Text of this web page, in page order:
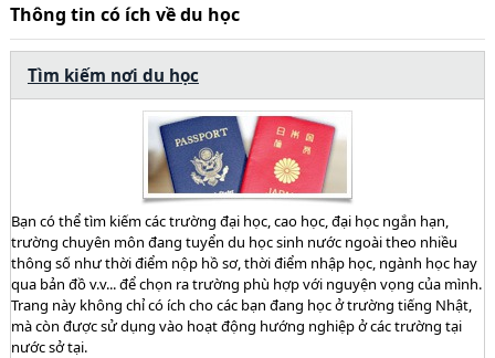
Thông tin có ích về du học
Tìm kiếm nơi du học
Bạn có thể tìm kiếm các trường đại học, cao học, đại học ngắn hạn,
trường chuyên môn đang tuyển du học sinh nước ngoài theo nhiều
thông số như thời điểm nộp hồ sơ, thời điểm nhập học, ngành học hay
qua bản đồ v.v... để chọn ra trường phù hợp với nguyện vọng của mình.
Trang này không chỉ có ích cho các bạn đang học ở trường tiếng Nhật,
mà còn được sử dụng vào hoạt động hướng nghiệp ở các trường tại
nước sở tại.